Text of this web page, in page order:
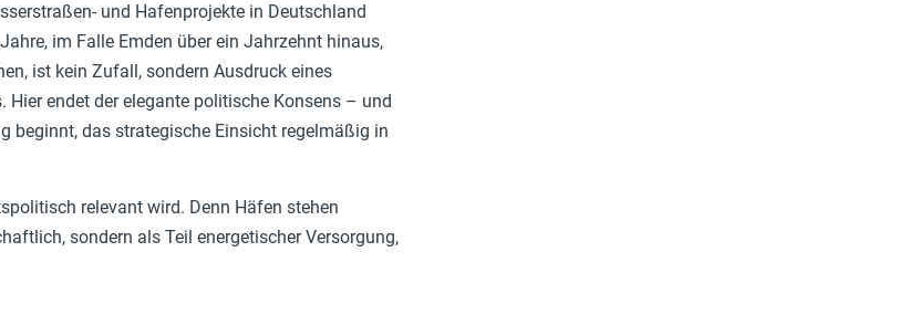
und Hafenprojekte in Deutschland
im Falle Emden über ein Jahrzehnt hinaus,
ist kein Zufall, sondern Ausdruck eines
Hier endet der elegante politische Konsens – und
beginnt, das strategische Einsicht regelmäßig in
relevant wird. Denn Häfen stehen
sondern als Teil energetischer Versorgung,